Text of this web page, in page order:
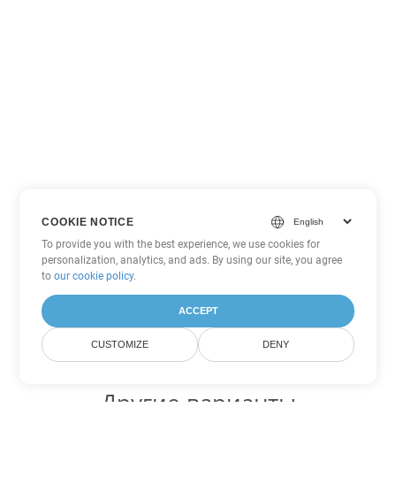
Другие варианты
COOKIE NOTICE
To provide you with the best experience, we use cookies for
personalization, analytics, and ads. By using our site, you agree
toour cookie policy.
ACCEPT
CUSTOMIZE DENY